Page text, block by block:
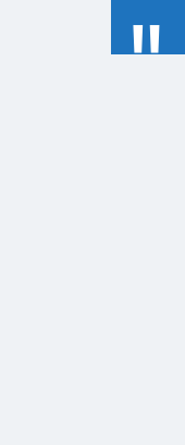
"
negro
lenguado
Anguila
negro
lenguado